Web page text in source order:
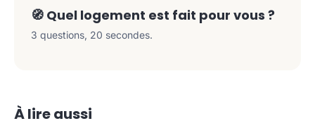
🧭 Quel logement est fait pour vous ?
3 questions, 20 secondes.
À lire aussi